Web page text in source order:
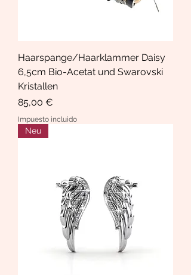
Haarspange/Haarklammer Daisy
6,5cm Bio-Acetat und Swarovski
Kristallen
Precio
85,00 €
Impuesto incluido
Neu